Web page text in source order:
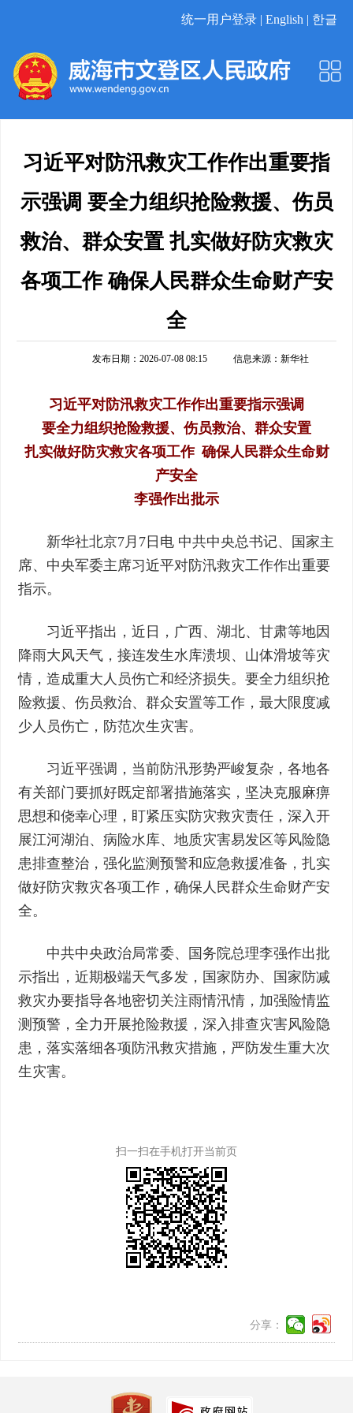
统一用户登录 | English | 한글
习近平对防汛救灾工作作出重要指
示强调 要全力组织抢险救援、伤员
救治、群众安置 扎实做好防灾救灾
各项工作 确保人民群众生命财产安
全
发布日期：2026-07-08 08:15 信息来源： 新华社
习近平对防汛救灾工作作出重要指示强调
要全力组织抢险救援、伤员救治、群众安置
扎实做好防灾救灾各项工作 确保人民群众生命财
产安全
李强作出批示
新华社北京7月7日电 中共中央总书记、国家主
席、中央军委主席习近平对防汛救灾工作作出重要
指示。
习近平指出，近日，广西、湖北、甘肃等地因
降雨大风天气，接连发生水库溃坝、山体滑坡等灾
情，造成重大人员伤亡和经济损失。要全力组织抢
险救援、伤员救治、群众安置等工作，最大限度减
少人员伤亡，防范次生灾害。
习近平强调，当前防汛形势严峻复杂，各地各
有关部门要抓好既定部署措施落实，坚决克服麻痹
思想和侥幸心理，盯紧压实防灾救灾责任，深入开
展江河湖泊、病险水库、地质灾害易发区等风险隐
患排查整治，强化监测预警和应急救援准备，扎实
做好防灾救灾各项工作，确保人民群众生命财产安
全。
中共中央政治局常委、国务院总理李强作出批
示指出，近期极端天气多发，国家防办、国家防减
救灾办要指导各地密切关注雨情汛情，加强险情监
测预警，全力开展抢险救援，深入排查灾害风险隐
患，落实落细各项防汛救灾措施，严防发生重大次
生灾害。
扫一扫在手机打开当前页
分享：